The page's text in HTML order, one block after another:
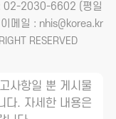
02-2030-6602 (평일
메일 : nhis@korea.kr
RESERVED
사항일 뿐 게시물
다. 자세한 내용은